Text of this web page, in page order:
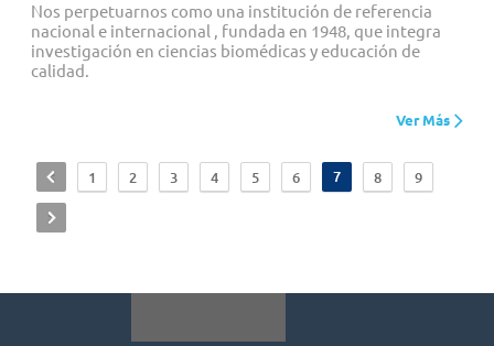
Nos perpetuarnos como una institución de referencia
nacional e internacional , fundada en 1948, que integra
investigación en ciencias biomédicas y educación de
calidad.
Ver Más
< 1 2 3 4 5 6 7 8 9
>